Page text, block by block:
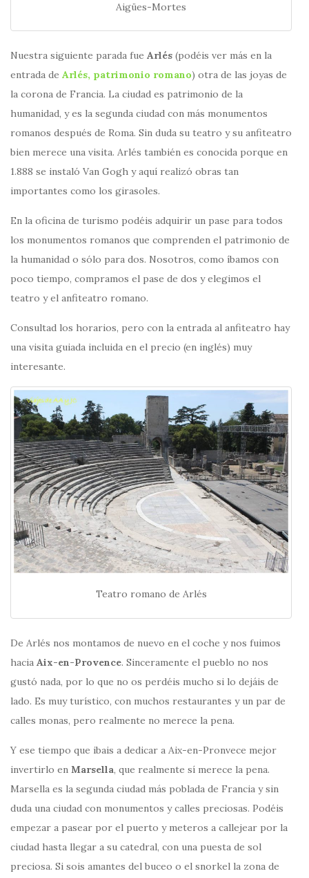
Aigües-Mortes
Nuestra siguiente parada fue Arlés (podéis ver más en la
entrada de Arlés, patrimonio romano) otra de las joyas de
la corona de Francia. La ciudad es patrimonio de la
humanidad, y es la segunda ciudad con más monumentos
romanos después de Roma. Sin duda su teatro y su anfiteatro
bien merece una visita. Arlés también es conocida porque en
1.888 se instaló Van Gogh y aquí realizó obras tan
importantes como los girasoles.
En la oficina de turismo podéis adquirir un pase para todos
los monumentos romanos que comprenden el patrimonio de
la humanidad o sólo para dos. Nosotros, como íbamos con
poco tiempo, compramos el pase de dos y elegimos el
teatro y el anfiteatro romano.
Consultad los horarios, pero con la entrada al anfiteatro hay
una visita guiada incluida en el precio (en inglés) muy
interesante.
Teatro romano de Arlés
De Arlés nos montamos de nuevo en el coche y nos fuimos
hacia Aix-en-Provence. Sinceramente el pueblo no nos
gustó nada, por lo que no os perdéis mucho si lo dejáis de
lado. Es muy turístico, con muchos restaurantes y un par de
calles monas, pero realmente no merece la pena.
Y ese tiempo que ibais a dedicar a Aix-en-Pronvece mejor
invertirlo en Marsella, que realmente sí merece la pena.
Marsella es la segunda ciudad más poblada de Francia y sin
duda una ciudad con monumentos y calles preciosas. Podéis
empezar a pasear por el puerto y meteros a callejear por la
ciudad hasta llegar a su catedral, con una puesta de sol
preciosa. Si sois amantes del buceo o el snorkel la zona de